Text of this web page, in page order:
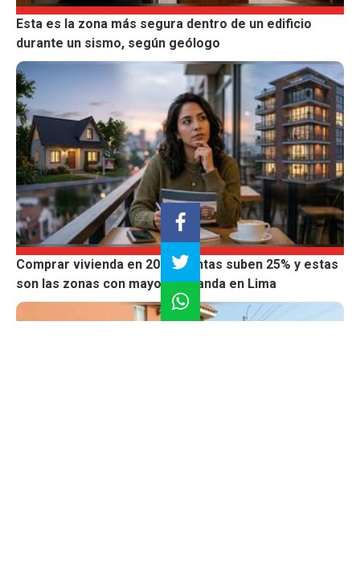
Esta es la zona más segura dentro de un edificio
durante un sismo, según geólogo
Comprar vivienda en 2026: ventas suben 25% y estas
son las zonas con mayor demanda en Lima